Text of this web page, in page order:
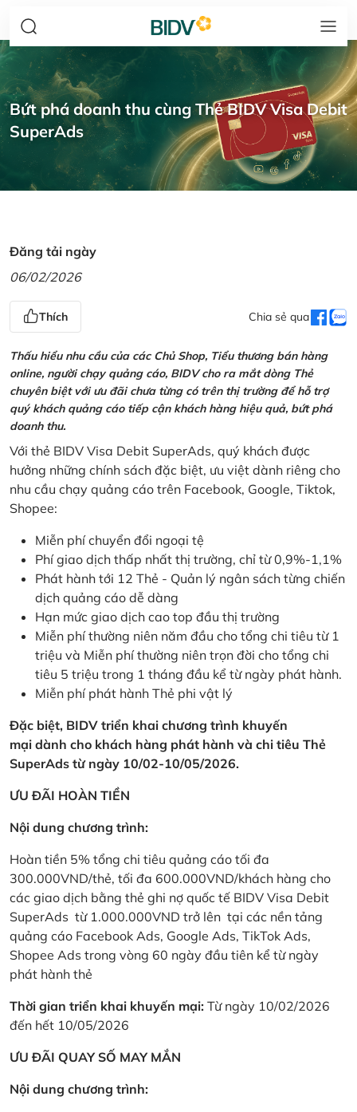
Bứt phá doanh thu cùng Thẻ BIDV Visa Debit
SuperAds
Đăng tải ngày
06/02/2026
Thích Chia sẻ qua
Thấu hiểu nhu cầu của các Chủ Shop, Tiểu thương bán hàng
online, người chạy quảng cáo, BIDV cho ra mắt dòng Thẻ
chuyên biệt với ưu đãi chưa từng có trên thị trường để hỗ trợ
quý khách quảng cáo tiếp cận khách hàng hiệu quả, bứt phá
doanh thu.
Với thẻ BIDV Visa Debit SuperAds, quý khách được
hưởng những chính sách đặc biệt, ưu việt dành riêng cho
nhu cầu chạy quảng cáo trên Facebook, Google, Tiktok,
Shopee:
Miễn phí chuyển đổi ngoại tệ
Phí giao dịch thấp nhất thị trường, chỉ từ 0,9%-1,1%
Phát hành tới 12 Thẻ - Quản lý ngân sách từng chiến
dịch quảng cáo dễ dàng
Hạn mức giao dịch cao top đầu thị trường
Miễn phí thường niên năm đầu cho tổng chi tiêu từ 1
triệu và Miễn phí thường niên trọn đời cho tổng chi
tiêu 5 triệu trong 1 tháng đầu kể từ ngày phát hành.
Miễn phí phát hành Thẻ phi vật lý
Đặc biệt, BIDV triển khai chương trình khuyến
mại dành cho khách hàng phát hành và chi tiêu Thẻ
SuperAds từ ngày 10/02-10/05/2026.
ƯU ĐÃI HOÀN TIỀN
Nội dung chương trình:
Hoàn tiền 5% tổng chi tiêu quảng cáo tối đa
300.000VND/thẻ, tối đa 600.000VND/khách hàng cho
các giao dịch bằng thẻ ghi nợ quốc tế BIDV Visa Debit
SuperAds từ 1.000.000VND trở lên tại các nền tảng
quảng cáo Facebook Ads, Google Ads, TikTok Ads,
Shopee Ads trong vòng 60 ngày đầu tiên kể từ ngày
phát hành thẻ
Thời gian triển khai khuyến mại: Từ ngày 10/02/2026
đến hết 10/05/2026
ƯU ĐÃI QUAY SỐ MAY MẮN
Nội dung chương trình: